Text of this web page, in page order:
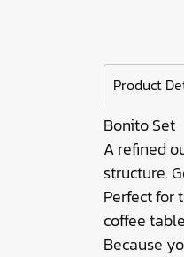
Product
Bonito Set
A refined
structure.
Perfect for
coffee
Because